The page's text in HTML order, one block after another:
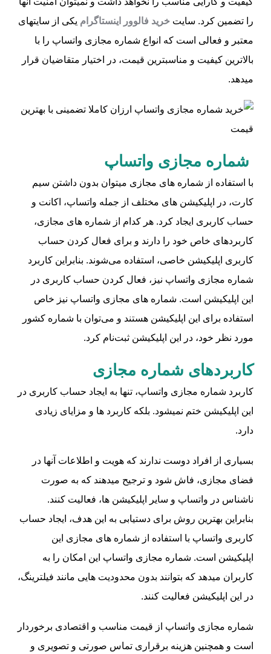
را تضمین کرد. سایت خرید فالوور اینستاگرام یکی از سایتهای
معتبر و فعالی است که انواع شماره مجازی واتساپ را با
بالاترین کیفیت و مناسبترین قیمت، در اختیار متقاضیان قرار
میدهد.
شماره مجازی واتساپ
با استفاده از شماره‌ های مجازی میتوان بدون داشتن سیم
کارت، در اپلیکیشن‌ های مختلف از جمله واتساپ، اکانت و
حساب کاربری ایجاد کرد. هر کدام از شماره‌ های مجازی،
کاربردهای خاص خود را دارند و برای فعال کردن حساب
کاربری اپلیکیشن خاصی، استفاده می‌شوند‌. بنابراین کاربرد
شماره مجازی واتساپ نیز، فعال کردن حساب کاربری در
این اپلیکیشن است. شماره‌ های مجازی واتساپ نیز خاص
استفاده برای این اپلیکیشن هستند و می‌توان با شماره کشور
مورد نظر خود، در این اپلیکیشن ثبت‌نام کرد.
کاربردهای شماره مجازی
کاربرد شماره مجازی واتساپ، تنها به ایجاد حساب کاربری در
این اپلیکیشن ختم نمیشود. بلکه کاربرد ها و مزایای زیادی
دارد.
بسیاری از افراد دوست ندارند که هویت و اطلاعات آنها در
فضای مجازی، فاش شود و ترجیح میدهند که به صورت
ناشناس در واتساپ و سایر اپلیکیشن‌ ها، فعالیت کنند.
بنابراین بهترین روش برای دستیابی به این هدف، ایجاد حساب
کاربری واتساپ با استفاده از شماره‌ های مجازی این
اپلیکیشن است. شماره مجازی واتساپ این امکان را به
کاربران میدهد که بتوانند بدون محدودیت‌ هایی مانند فیلترینگ،
در این اپلیکیشن فعالیت کنند.
شماره مجازی واتساپ از قیمت مناسب و اقتصادی برخوردار
است و همچنین هزینه برقراری تماس صورتی و تصویری و